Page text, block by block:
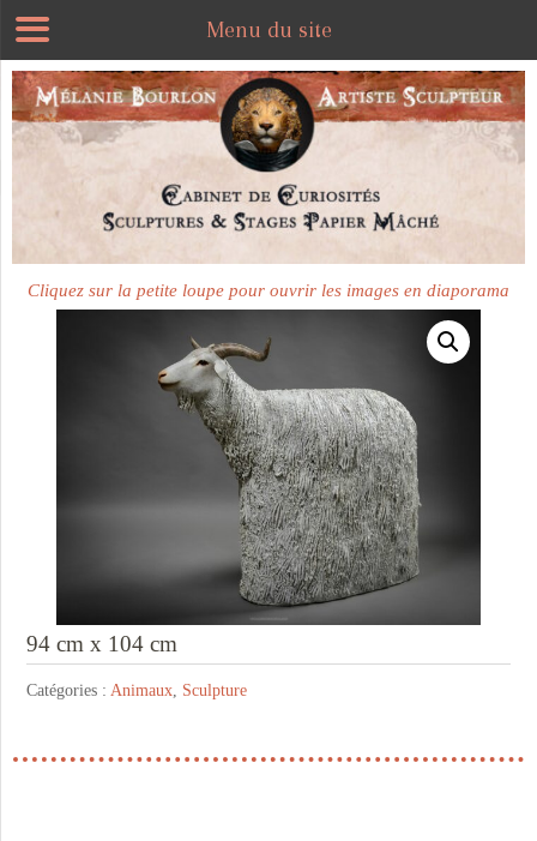
Plus disponible
Cliquez sur la petite loupe pour ouvrir les images en diaporama
94 cm x 104 cm
Catégories :Animaux, Sculpture
Menu du site